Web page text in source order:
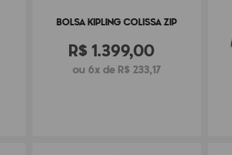
BOLSA KIPLING COLISSA ZIP
R$1.399,00
ou 6x de R$ 233,17